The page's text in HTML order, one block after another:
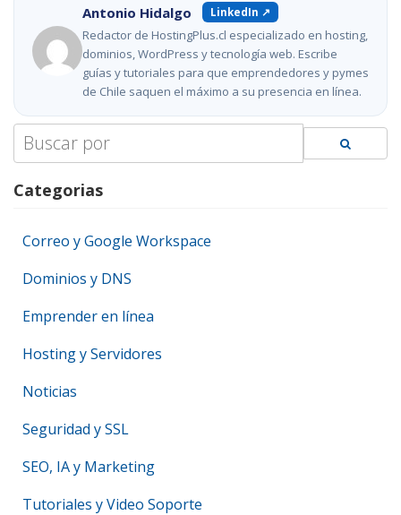
Antonio Hidalgo LinkedIn ↗
Redactor de HostingPlus.cl especializado en hosting,
dominios, WordPress y tecnología web. Escribe
guías y tutoriales para que emprendedores y pymes
de Chile saquen el máximo a su presencia en línea.
Search
for:
Categorias
Correo y Google Workspace
Dominios y DNS
Emprender en línea
Hosting y Servidores
Noticias
Seguridad y SSL
SEO, IA y Marketing
Tutoriales y Video Soporte